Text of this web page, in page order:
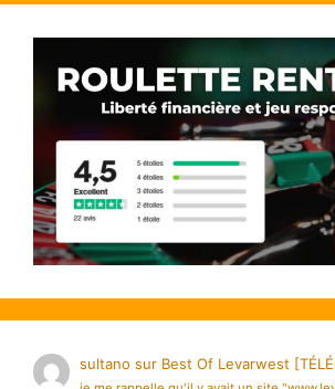
sultano sur Best Of Levarwest